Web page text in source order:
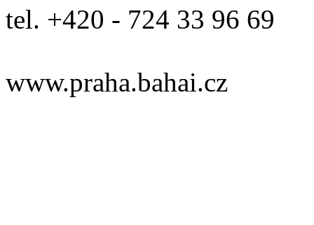
tel. +420 - 724 33 96 69
www.praha.bahai.cz